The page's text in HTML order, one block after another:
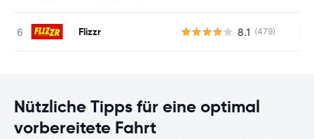
Flizzr 8.1 (479)
Nützliche Tipps für eine optimal
vorbereitete Fahrt